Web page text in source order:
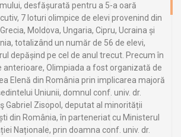
desfășurată pentru a 5-a oară
7 loturi olimpice de elevi provenind din
Moldova, Ungaria, Cipru, Ucraina și
totalizând un număr de 56 de elevi,
depășind pe cel de anul trecut. Precum în
anterioare, Olimpiada a fost organizată de
Elenă din România prin implicarea majoră
Uniunii, domnul conf. univ. dr.
Gabriel Zisopol, deputat al minorității
din România, în parteneriat cu Ministerul
Naționale, prin doamna conf. univ. dr.